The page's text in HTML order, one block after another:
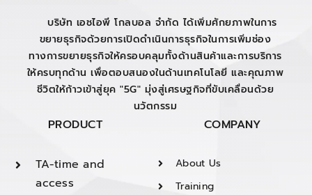
บริษัท เอชไอพี โกลบอล จำกัด ได้เพิ่มศักยภาพในการ
ขยายธุรกิจด้วยการเปิดดำเนินการธุรกิจในการเพิ่มช่อง
ทางการขยายธุรกิจให้ครอบคลุมทั้งด้านสินค้าและการบริการ
ให้ครบทุกด้าน เพื่อตอบสนองในด้านเทคโนโลยี และคุณภาพ
ชีวิตให้ก้าวเข้าสู่ยุค "5G" มุ่งสู่เศรษฐกิจที่ขับเคลื่อนด้วย
นวัตกรรม
PRODUCT
TA-time and
access
COMPANY
About Us
Training